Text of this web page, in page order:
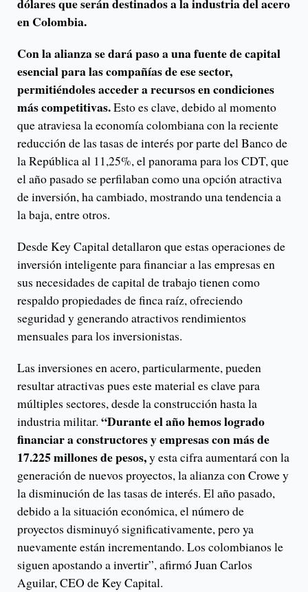
dólares que serán destinados a la industria del acero
en Colombia.
Con la alianza se dará paso a una fuente de capital
esencial para las compañías de ese sector,
permitiéndoles acceder a recursos en condiciones
más competitivas.Esto es clave, debido al momento
que atraviesa la economía colombiana con la reciente
reducción de las tasas de interés por parte del Banco de
la República al 11,25%, el panorama para los CDT, que
el año pasado se perfilaban como una opción atractiva
de inversión, ha cambiado, mostrando una tendencia a
la baja, entre otros.
Desde Key Capital detallaron que estas operaciones de
inversión inteligente para financiar a las empresas en
sus necesidades de capital de trabajo tienen como
respaldo propiedades de finca raíz, ofreciendo
seguridad y generando atractivos rendimientos
mensuales para los inversionistas.
Las inversiones en acero, particularmente, pueden
resultar atractivas pues este material es clave para
múltiples sectores, desde la construcción hasta la
industria militar. “Durante el año hemos logrado
financiar a constructores y empresas con más de
17.225 millones de pesos,y esta cifra aumentará con la
generación de nuevos proyectos, la alianza con Crowe y
la disminución de las tasas de interés. El año pasado,
debido a la situación económica, el número de
proyectos disminuyó significativamente, pero ya
nuevamente están incrementando. Los colombianos le
siguen apostando a invertir”, afirmó Juan Carlos
Aguilar, CEO de Key Capital.